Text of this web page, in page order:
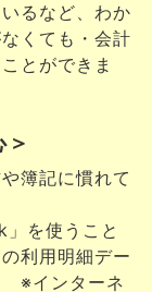
るなど、わか
くても・会計
とができま
簿記に慣れて
を使うこと
利用明細デー
※インターネ